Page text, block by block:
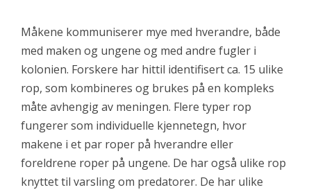
Måkene kommuniserer mye med hverandre, både
med maken og ungene og med andre fugler i
kolonien. Forskere har hittil identifisert ca. 15 ulike
rop, som kombineres og brukes på en kompleks
måte avhengig av meningen. Flere typer rop
fungerer som individuelle kjennetegn, hvor
makene i et par roper på hverandre eller
foreldrene roper på ungene. De har også ulike rop
knyttet til varsling om predatorer. De har ulike